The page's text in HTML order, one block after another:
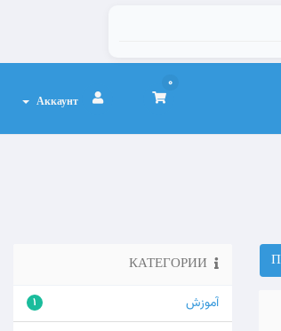
0
Аккаунт
1 آموزش